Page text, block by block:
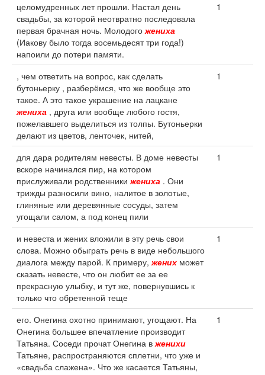
целомудренных лет прошли. Настал день
свадьбы, за которой неотвратно последовала
первая брачная ночь. Молодогожениха
(Иакову было тогда восемьдесят три года!)
напоили до потери памяти.
1
, чем ответить на вопрос, как сделать
бутоньерку , разберёмся, что же вообще это
такое. А это такое украшение на лацкане
жениха , друга или вообще любого гостя,
пожелавшего выделиться из толпы. Бутоньерки
делают из цветов, ленточек, нитей,
1
для дара родителям невесты. В доме невесты
вскоре начинался пир, на котором
прислуживали родственникижениха . Они
трижды разносили вино, налитое в золотые,
глиняные или деревянные сосуды, затем
угощали салом, а под конец пили
1
и невеста и жених вложили в эту речь свои
слова. Можно обыграть речь в виде небольшого
диалога между парой. К примеру,жених может
сказать невесте, что он любит ее за ее
прекрасную улыбку, и тут же, повернувшись к
только что обретенной теще
1
его. Онегина охотно принимают, угощают. На
Онегина большее впечатление производит
Татьяна. Соседи прочат Онегина вженихи
Татьяне, распространяются сплетни, что уже и
«свадьба слажена». Что же касается Татьяны,
1